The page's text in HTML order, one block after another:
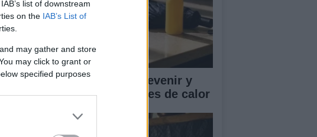
list of downstream
on the IAB’s List of
may gather and store
may click to grant or
specified purposes
Cómo reconocer, prevenir y
actuar ante los golpes de calor